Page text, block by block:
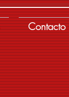
Contacto